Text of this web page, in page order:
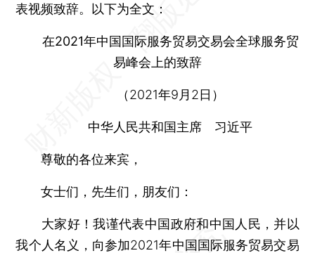
表视频致辞。以下为全文：
在2021年中国国际服务贸易交易会全球服务贸
易峰会上的致辞
（2021年9月2日）
中华人民共和国主席 习近平
尊敬的各位来宾，
女士们，先生们，朋友们：
大家好！我谨代表中国政府和中国人民，并以
我个人名义，向参加2021年中国国际服务贸易交易